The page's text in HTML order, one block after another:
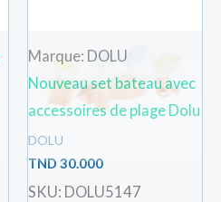
Marque: DOLU
Nouveau set bateau avec
accessoires de plage Dolu
DOLU
TND 30.000
SKU: DOLU5147